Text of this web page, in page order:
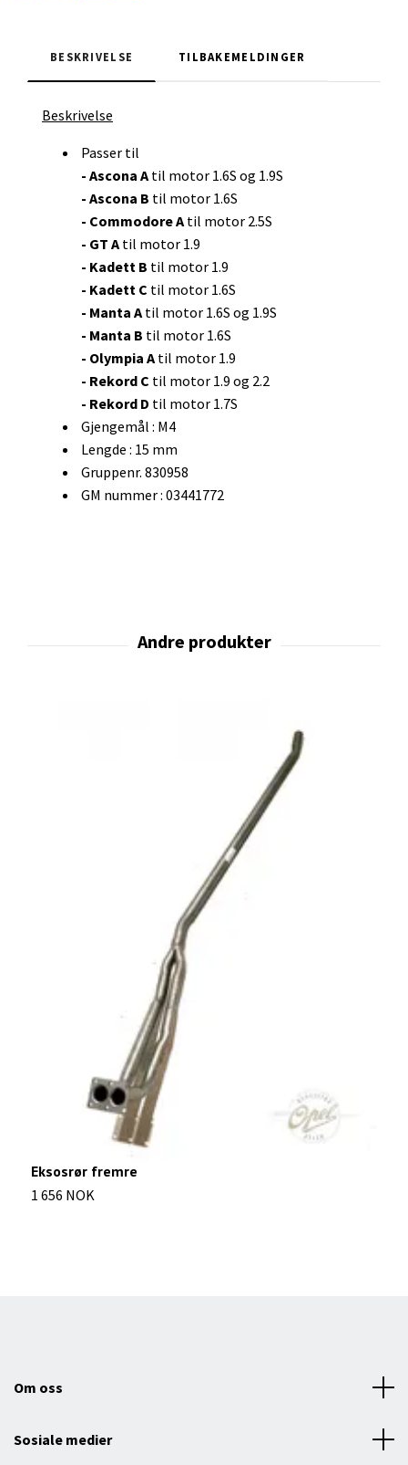
BESKRIVELSE TILBAKEMELDINGER
Beskrivelse
Passer til
- Ascona Atil motor 1.6S og 1.9S
- Ascona B til motor 1.6S
- Commodore Atil motor 2.5S
- GT Atil motor 1.9
- Kadett B til motor 1.9
- Kadett C til motor 1.6S
- Manta Atil motor 1.6S og 1.9S
- Manta B til motor 1.6S
- Olympia Atil motor 1.9
- Rekord C til motor 1.9 og 2.2
- Rekord D til motor 1.7S
Gjengemål : M4
Lengde : 15 mm
Gruppenr. 830958
GM nummer : 03441772
Eksosrør fremre
1 656 NOK
Om oss
Sosiale medier